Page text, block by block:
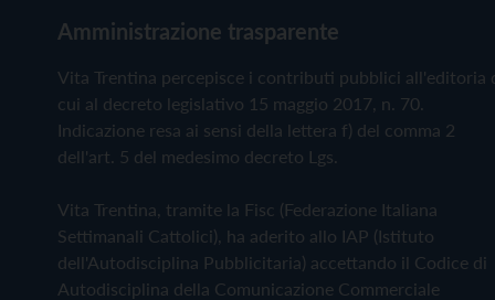
Amministrazione trasparente
Vita Trentina percepisce i contributi pubblici all'editoria
cui al decreto legislativo 15 maggio 2017, n. 70.
Indicazione resa ai sensi della lettera f) del comma 2
dell'art. 5 del medesimo decreto Lgs.
Vita Trentina, tramite la Fisc (Federazione Italiana
Settimanali Cattolici), ha aderito allo IAP (Istituto
dell'Autodisciplina Pubblicitaria) accettando il Codice di
Autodisciplina della Comunicazione Commerciale